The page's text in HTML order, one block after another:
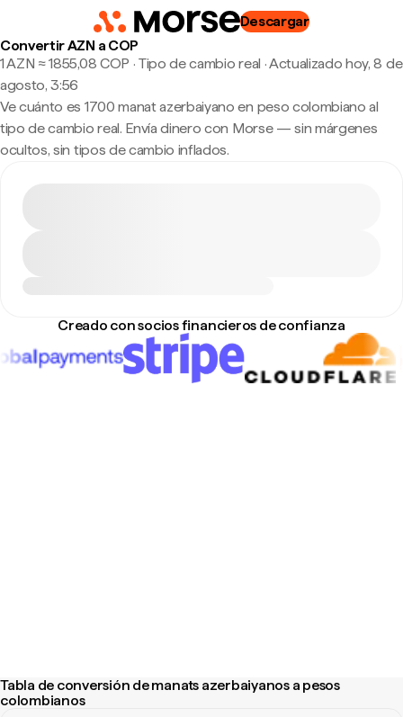
Descargar
Convertir AZN a COP
1 AZN ≈ 1855,08 COP · Tipo de cambio real ·Actualizado hoy, 8 de
agosto, 3:56
Ve cuánto es 1700 manat azerbaiyano en peso colombiano al
tipo de cambio real. Envía dinero con Morse — sin márgenes
ocultos, sin tipos de cambio inflados.
Creado con socios financieros de confianza
Tabla de conversión de manats azerbaiyanos a pesos
colombianos